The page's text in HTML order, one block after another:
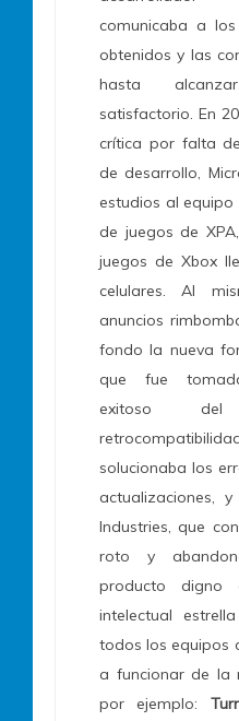
comunicaba a
obtenidos y las
hasta
satisfactorio. En
crítica por falta
de desarrollo,
estudios al
de juegos de
juegos de Xbox
celulares. Al
anuncios
fondo la nueva
que fue
exitoso
solucionaba los
actualizaciones,
Industries, que
roto y
producto digno
intelectual
todos los equipos
a funcionar de la
por ejemplo: